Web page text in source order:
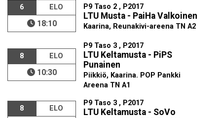
6 ELO
18:10
P9 Taso 2 , P2017
LTU Musta - PaiHa Valkoinen
Kaarina, Reunakivi-areena TN A2
8 ELO
10:30
P9 Taso 3 , P2017
LTU Keltamusta - PiPS
Punainen
Piikkiö, Kaarina. POP Pankki
Areena TN A1
8 ELO
P9 Taso 3 , P2017
LTU Keltamusta - SoVo